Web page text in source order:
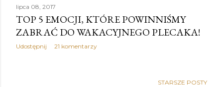
s
t
y
lipca 08, 2017
TOP 5 EMOCJI, KTÓRE POWINNIŚMY
ZABRAĆ DO WAKACYJNEGO PLECAKA!
Udostępnij 21 komentarzy
STARSZE POSTY